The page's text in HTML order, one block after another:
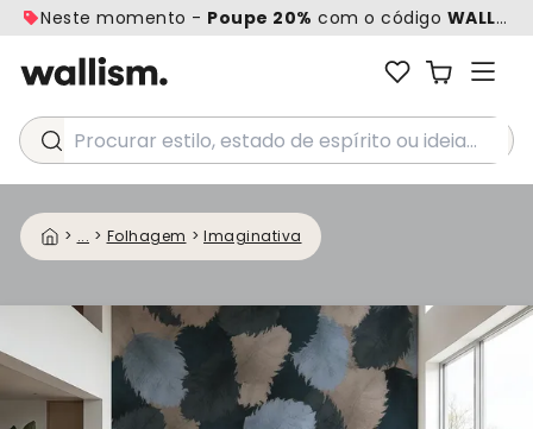
Neste momento - Poupe 20% com o código WALL20
Procurar estilo, estado de espírito ou ideia...
> ... > Folhagem > Imaginativa